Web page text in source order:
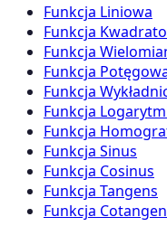
Funkcja Liniowa
Funkcja
Funkcja
Funkcja
Funkcja
Funkcja
Funkcja
Funkcja Sinus
Funkcja Cosinus
Funkcja Tangens
Funkcja